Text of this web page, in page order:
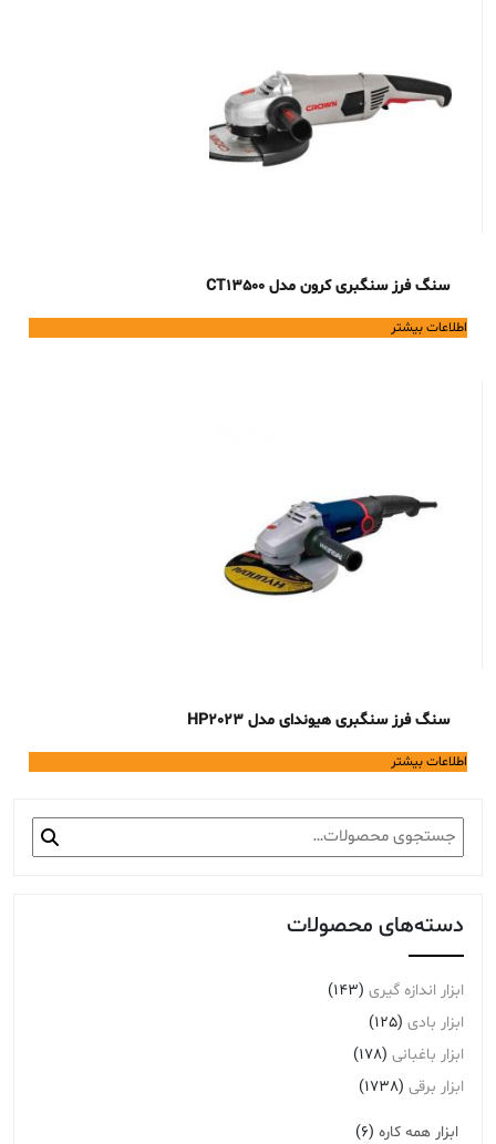
سنگ فرز سنگبری کرون مدل CT13500
اطلاعات بیشتر
سنگ فرز سنگبری هیوندای مدل HP2023
اطلاعات بیشتر
جستجو
برای:
دسته‌های محصولات
ابزار اندازه گیری (143)
ابزار بادی (125)
ابزار باغبانی (178)
ابزار برقی (1738)
ابزار همه کاره (6)